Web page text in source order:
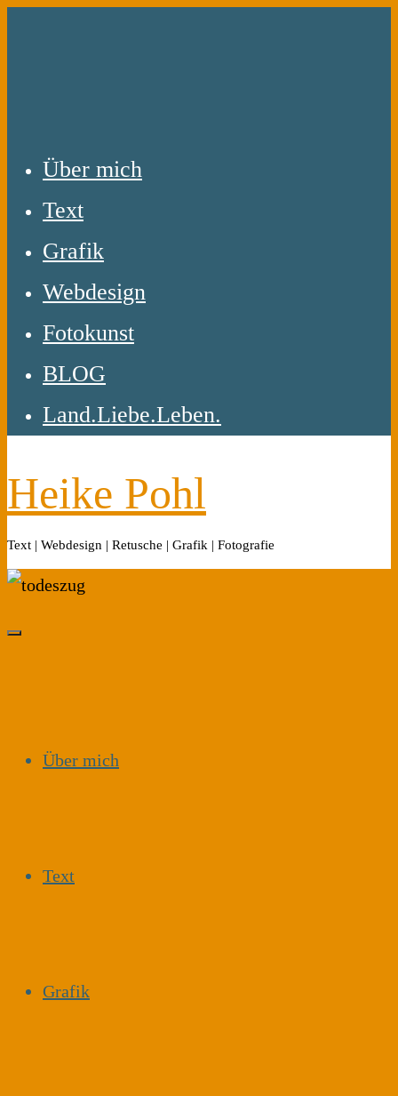
Über mich
Text
Grafik
Webdesign
Fotokunst
BLOG
Land.Liebe.Leben.
Heike Pohl
Text | Webdesign | Retusche | Grafik | Fotografie
Über mich
Text
Grafik